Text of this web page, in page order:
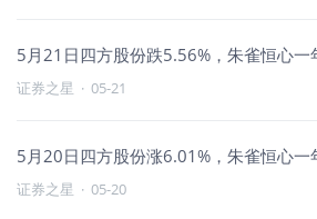
5月21日四方股份跌5.56%，朱雀恒心一
证券之星 · 05-21
5月20日四方股份涨6.01%，朱雀恒心一
证券之星 · 05-20